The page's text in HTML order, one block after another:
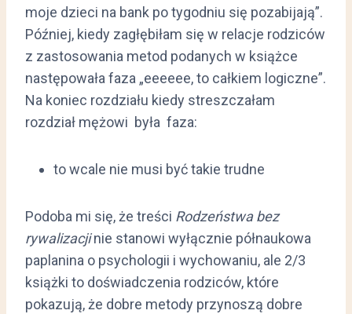
moje dzieci na bank po tygodniu się pozabijają”.
Później, kiedy zagłębiłam się w relacje rodziców
z zastosowania metod podanych w książce
następowała faza „eeeeee, to całkiem logiczne”.
Na koniec rozdziału kiedy streszczałam
rozdział mężowi była faza:
to wcale nie musi być takie trudne
Podoba mi się, że treści Rodzeństwa bez
rywalizacjinie stanowi wyłącznie półnaukowa
paplanina o psychologii i wychowaniu, ale 2/3
książki to doświadczenia rodziców, które
pokazują, że dobre metody przynoszą dobre